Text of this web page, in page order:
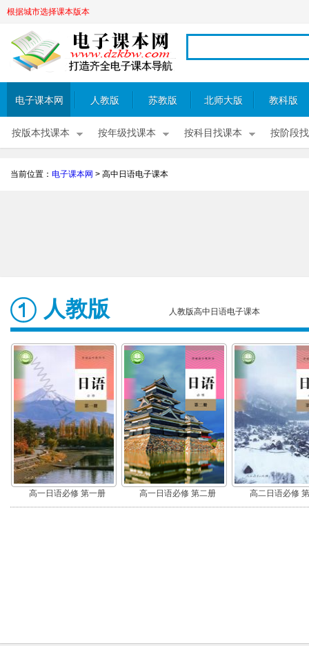
根据城市选择课本版本
电子课本网 人教版 苏教版 北师大版 教科版
按版本找课本 按年级找课本 按科目找课本 按阶段
当前位置： 电子课本网 > 高中日语电子课本
人教版 人教版高中日语电子课本
高一日语必修 第一册 高一日语必修 第二册 高二日语必修